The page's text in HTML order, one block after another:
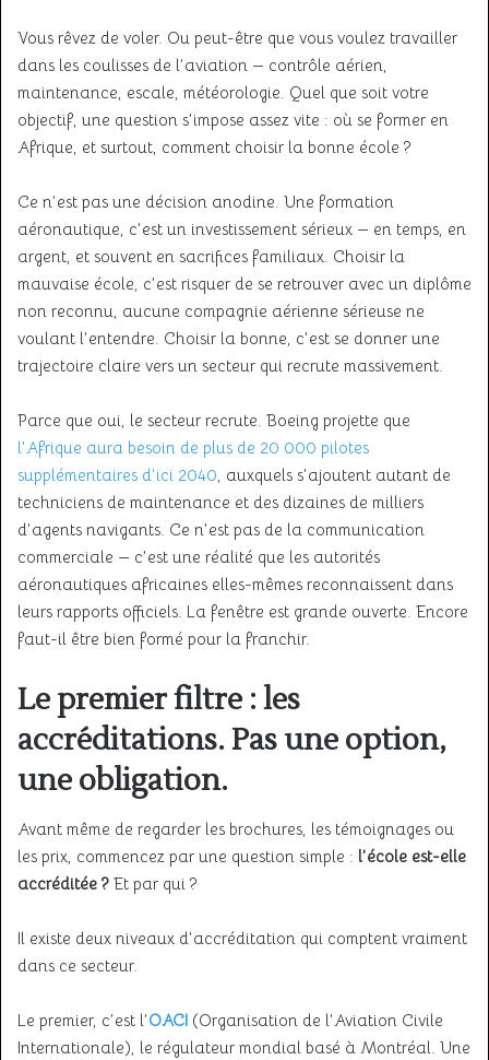
Vous rêvez de voler. Ou peut-être que vous voulez travailler
dans les coulisses de l’aviation — contrôle aérien,
maintenance, escale, météorologie. Quel que soit votre
objectif, une question s’impose assez vite : où se former en
Afrique, et surtout, comment choisir la bonne école ?
Ce n’est pas une décision anodine. Une formation
aéronautique, c’est un investissement sérieux — en temps, en
argent, et souvent en sacrifices familiaux. Choisir la
mauvaise école, c’est risquer de se retrouver avec un diplôme
non reconnu, aucune compagnie aérienne sérieuse ne
voulant l’entendre. Choisir la bonne, c’est se donner une
trajectoire claire vers un secteur qui recrute massivement.
Parce que oui, le secteur recrute. Boeing projette que
l’Afrique aura besoin de plus de 20 000 pilotes
supplémentaires d’ici 2040 , auxquels s’ajoutent autant de
techniciens de maintenance et des dizaines de milliers
d’agents navigants. Ce n’est pas de la communication
commerciale — c’est une réalité que les autorités
aéronautiques africaines elles-mêmes reconnaissent dans
leurs rapports officiels. La fenêtre est grande ouverte. Encore
faut-il être bien formé pour la franchir.
Le premier filtre : les
accréditations. Pas une option,
une obligation.
Avant même de regarder les brochures, les témoignages ou
les prix, commencez par une question simple : l’école est-elle
accréditée ? Et par qui ?
Il existe deux niveaux d’accréditation qui comptent vraiment
dans ce secteur.
Le premier, c’est l’OACI (Organisation de l’Aviation Civile
Internationale), le régulateur mondial basé à Montréal. Une